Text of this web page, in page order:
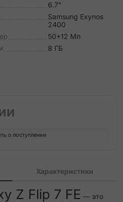
6.7"
Samsung Exynos
2400
50+12 Мп
8 ГБ
о поступлении
Характеристики
Z Flip 7 FE — это